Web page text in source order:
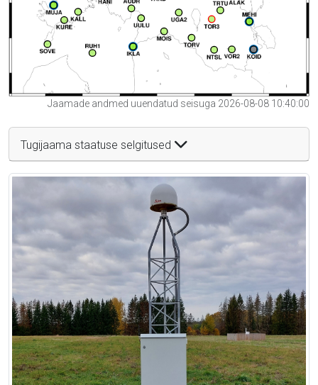
Jaamade andmed uuendatud seisuga 2026-08-08 10:40:00
Tugijaama staatuse selgitused